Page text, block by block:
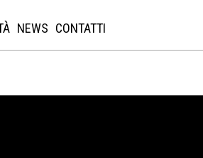
NEWS CONTATTI